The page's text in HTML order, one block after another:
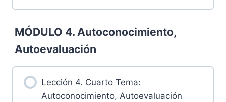
Más contenidos...
0% Completado 0/2 pasos
febrero de 2024
MÓDULO 4. Autoconocimiento,
Autoevaluación
Lección 4. Cuarto Tema:
Autoconocimiento, Autoevaluación